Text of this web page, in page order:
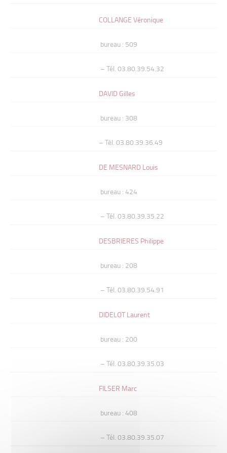
COLLANGE Véronique
bureau : 509
– Tél. 03.80.39.54.32
DAVID Gilles
bureau : 308
– Tél. 03.80.39.36.49
DE MESNARD Louis
bureau : 424
– Tél. 03.80.39.35.22
DESBRIERES Philippe
bureau : 208
– Tél. 03.80.39.54.91
DIDELOT Laurent
bureau : 200
– Tél. 03.80.39.35.03
FILSER Marc
bureau : 408
– Tél. 03.80.39.35.07